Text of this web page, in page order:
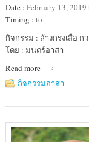
Date : February 13,
Timing : to
Location
:
ช่วย
เหลือ
ป่า
ภาค
กลาง
กิจกรรม : ล้างกรงเสือ
โดย : มนตร์อาสา
Read more
กิจกรรมอาสา